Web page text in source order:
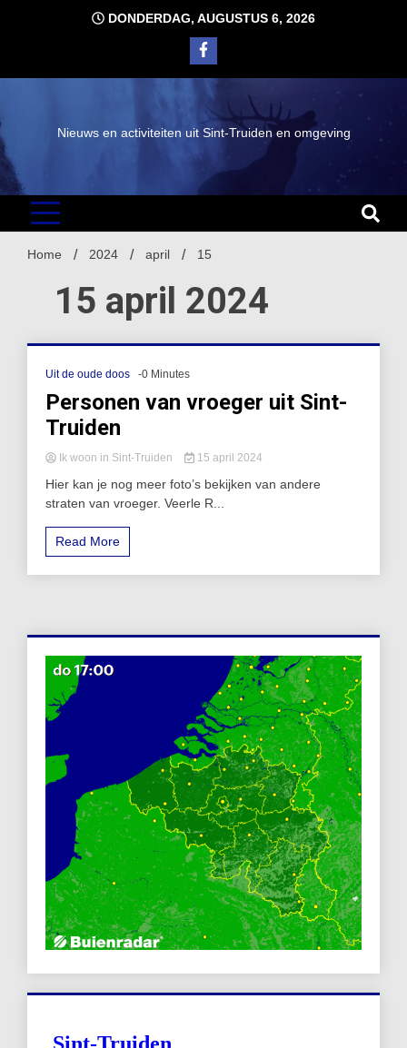
DONDERDAG, AUGUSTUS 6, 2026
Nieuws en activiteiten uit Sint-Truiden en omgeving
Home 2024 april 15
15 april 2024
Uit de oude doos -0 Minutes
Personen van vroeger uit Sint-
Truiden
Ik woon in Sint-Truiden 15 april 2024
Hier kan je nog meer foto’s bekijken van andere
straten van vroeger. Veerle R...
Read More